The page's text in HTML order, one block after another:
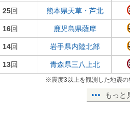
25回 熊本県天草・芦北
16回 鹿児島県薩摩
14回 岩手県内陸北部
13回 青森県三八上北
※震度3以上を観測した地震の
もっと